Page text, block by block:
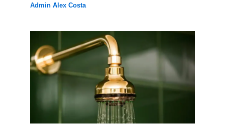
Admin Alex Costa